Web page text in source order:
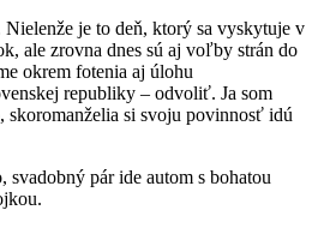
je to deň, ktorý sa vyskytuje v
ale zrovna dnes sú aj voľby strán do
okrem fotenia aj úlohu
republiky – odvoliť. Ja som
skoromanželia si svoju povinnosť idú
svadobný pár ide autom s bohatou